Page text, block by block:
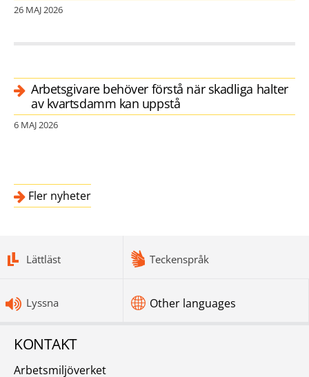
26 MAJ 2026
Arbetsgivare behöver förstå när skadliga halter
av kvartsdamm kan uppstå
6 MAJ 2026
Fler nyheter
Lättläst Teckenspråk
Lyssna Other languages
KONTAKT
Arbetsmiljöverket